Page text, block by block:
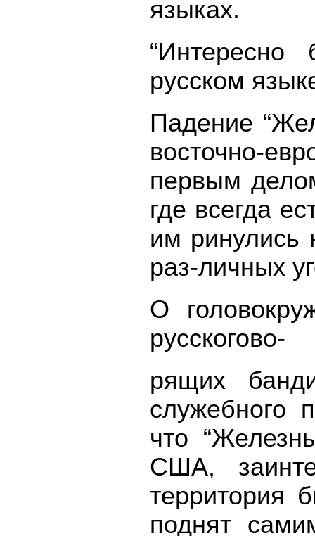
языках.
русском
Падение
восточно-
первым
где всегда
им ринулись
раз-личных
О
русскогово-
рящих
служебного
что
США,
территория
поднят